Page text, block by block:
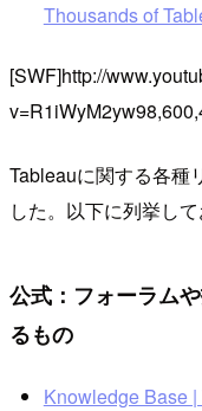
Thousands of
[SWF]http://
Tableauに関する各種
した。以下に列挙して
公式：フォーラム
るもの
Knowledge Base